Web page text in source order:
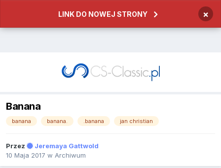
LINK DO NOWEJ STRONY ×
Banana
banana banana. .banana jan christian
Przez
Jeremaya Gattwold
10 Maja 2017 w Archiwum